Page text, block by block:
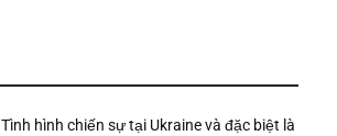
Tình hình chiến sự tại Ukraine và đặc biệt là